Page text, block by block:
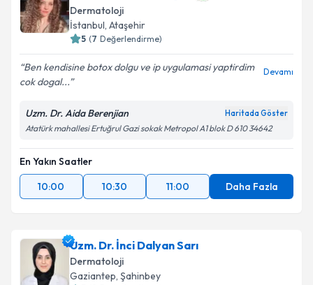
E-posta Adresiniz
Kişisel verilerimin işlenmesine ilişkin
kapsamda işlenmesini kabul ediyorum.
Dermatoloji
İstanbul, Ataşehir
5 (7 Değerlendirme)
Ben kendisine botox dolgu ve ip uygulamasi yaptirdim
cok dogal...
Devamı
Uzm. Dr. Aida Berenjian Haritada Göster
Atatürk mahallesi Ertuğrul Gazi sokak Metropol A1 blok D 610 34642
En Yakın Saatler
10:00
10:30 11:00 Daha Fazla
Uzm. Dr. İnci Dalyan Sarı
Dermatoloji
Gaziantep, Şahinbey